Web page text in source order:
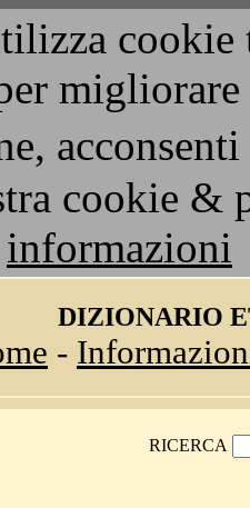
cookie &
informazioni
DIZIONARIO
-
RICERCA